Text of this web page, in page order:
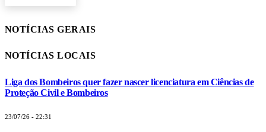
NOTÍCIAS GERAIS
NOTÍCIAS LOCAIS
Liga dos Bombeiros quer fazer nascer licenciatura em Ciências de
Proteção Civil e Bombeiros
23/07/26 - 22:31